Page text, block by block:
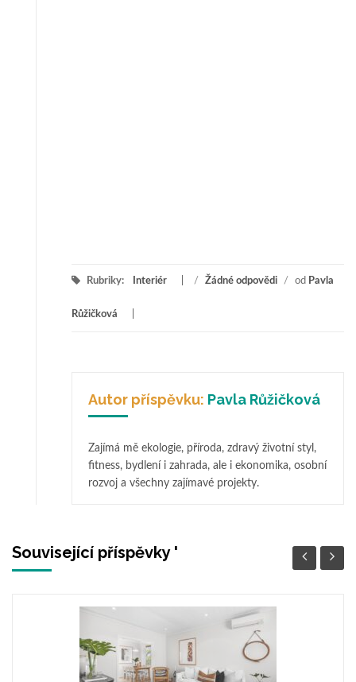
Rubriky: Interiér / Žádné odpovědi / od Pavla
Růžičková
Autor příspěvku: Pavla Růžičková
Zajímá mě ekologie, příroda, zdravý životní styl,
fitness, bydlení i zahrada, ale i ekonomika, osobní
rozvoj a všechny zajímavé projekty.
Související příspěvky '